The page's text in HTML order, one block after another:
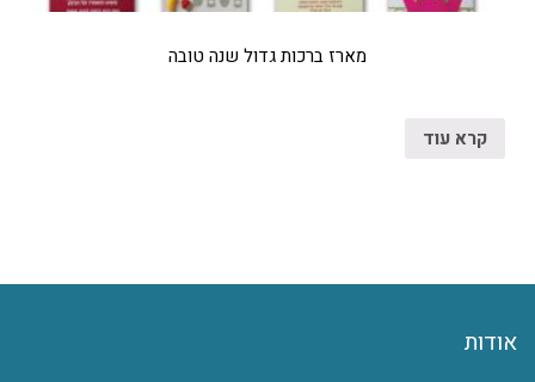
מארז ברכות גדול שנה טובה
קרא עוד
אודות